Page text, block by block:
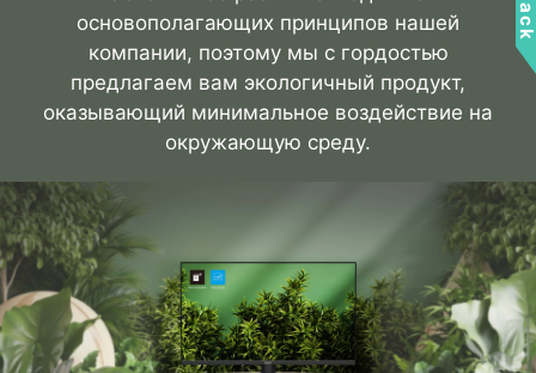
основополагающих принципов нашей
компании, поэтому мы с гордостью
предлагаем вам экологичный продукт,
оказывающий минимальное воздействие на
окружающую среду.